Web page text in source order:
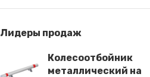
Лидеры продаж
Колесоотбойник
металлический на